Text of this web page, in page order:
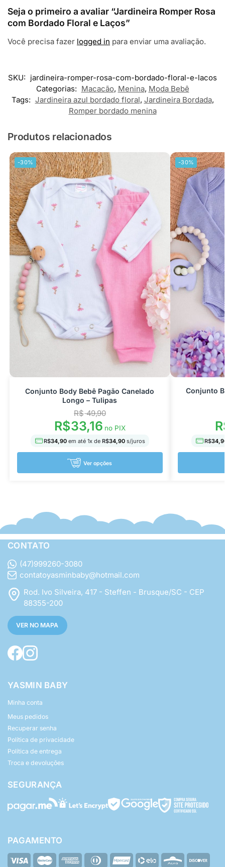
Seja o primeiro a avaliar “Jardineira Romper Rosa
com Bordado Floral e Laços”
Você precisa fazer logged in para enviar uma avaliação.
SKU: jardineira-romper-rosa-com-bordado-floral-e-lacos
Categorias: Macacão, Menina, Moda Bebê
Tags: Jardineira azul bordado floral, Jardineira Bordada,
Romper bordado menina
Produtos relacionados
-30%
Conjunto Body Bebê Pagão Canelado
Longo – Tulipas
R$49,90
R$33,16no PIX
R$34,90 em até 1x de R$34,90s/juros
Ver opções
-30%
Conjunto
R$
CONTATO
(47)999260-3080
contatoyasminbaby@hotmail.com
Rod. Ivo Silveira, 417 - Steffen - Brusque/SC - CEP
88355-200
VER NO MAPA
YASMIN BABY
Minha conta
Meus pedidos
Recuperar senha
Política de privacidade
Política de entrega
Troca e devoluções
SEGURANÇA
PAGAMENTO